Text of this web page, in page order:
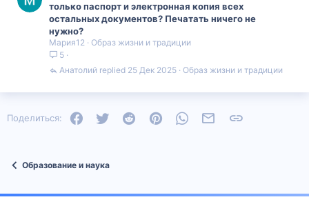
только паспорт и электронная копия всех
остальных документов? Печатать ничего не
нужно?
Мария12 Образ жизни и традиции
5
Образ жизни и традиции
25 Дек 2025
Анатолий
Поделиться: FacebookTwitter Reddit PinterestWhatsAppЭлектронная почта
Образование и наука